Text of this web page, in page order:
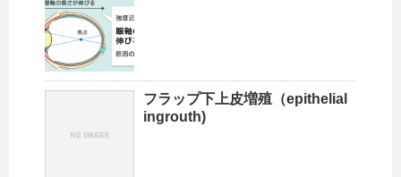
フラップ下上皮増殖（epithelial
ingrouth)